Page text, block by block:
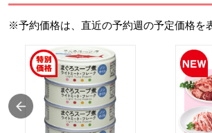
※予約価格は、直近の予約週の予定価格を